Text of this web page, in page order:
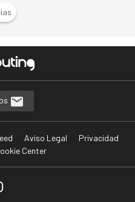
Aviso Legal
Privacidad
Center